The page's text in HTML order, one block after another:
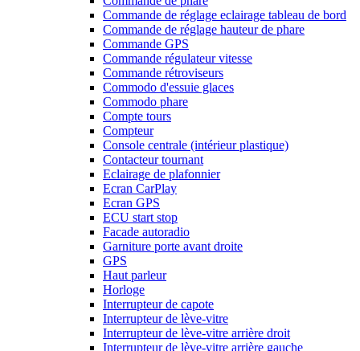
Commande de réglage eclairage tableau de bord
Commande de réglage hauteur de phare
Commande GPS
Commande régulateur vitesse
Commande rétroviseurs
Commodo d'essuie glaces
Commodo phare
Compte tours
Compteur
Console centrale (intérieur plastique)
Contacteur tournant
Eclairage de plafonnier
Ecran CarPlay
Ecran GPS
ECU start stop
Facade autoradio
Garniture porte avant droite
GPS
Haut parleur
Horloge
Interrupteur de capote
Interrupteur de lève-vitre
Interrupteur de lève-vitre arrière droit
Interrupteur de lève-vitre arrière gauche